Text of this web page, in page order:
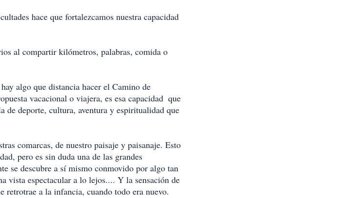
hace que fortalezcamos nuestra capacidad
al compartir kilómetros, palabras, comida o
algo que distancia hacer el Camino de
vacacional o viajera, es esa capacidad  que
de deporte, cultura, aventura y espiritualidad que
comarcas, de nuestro paisaje y paisanaje. Esto
pero es sin duda una de las grandes
se descubre a sí mismo conmovido por algo tan
vista espectacular a lo lejos.... Y la sensación de
retrotrae a la infancia, cuando todo era nuevo.